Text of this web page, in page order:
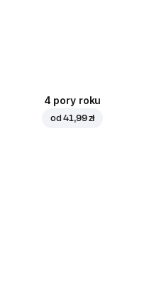
4 pory roku
od41,99 zł